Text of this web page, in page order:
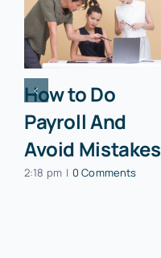
How to Do
Payroll And
Avoid Mistakes
2:18 pm | 0 Comments